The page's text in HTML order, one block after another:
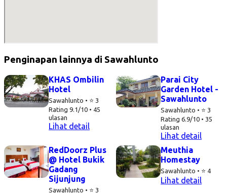
Penginapan lainnya di Sawahlunto
KHAS Ombilin
Hotel
Sawahlunto • ⭐ 3
Rating 9.1/10 • 45
ulasan
Lihat detail
Parai City
Garden Hotel -
Sawahlunto
Sawahlunto • ⭐ 3
Rating 6.9/10 • 35
ulasan
Lihat detail
RedDoorz Plus
@ Hotel Bukik
Gadang
Sijunjung
Sawahlunto • ⭐ 3
Meuthia
Homestay
Sawahlunto • ⭐ 4
Lihat detail